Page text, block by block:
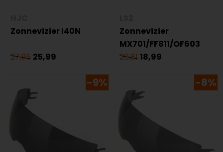
Zonnevizier I40N
27,95 25,99
Zonnevizier
MX701/FF811/OF603
20,8118,99
-9% -8%